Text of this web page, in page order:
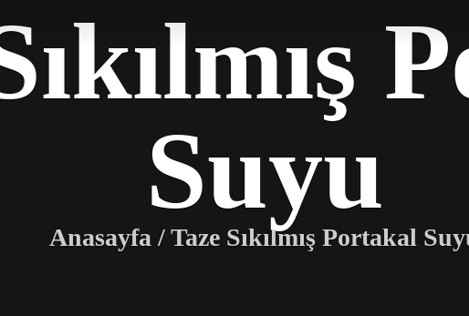
Suyu
Anasayfa /Taze Sıkılmış Portakal